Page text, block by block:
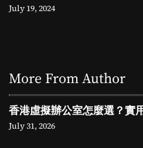
July 19, 2024
More From Author
香港虛擬辦公室怎麼選？實
July 31, 2026